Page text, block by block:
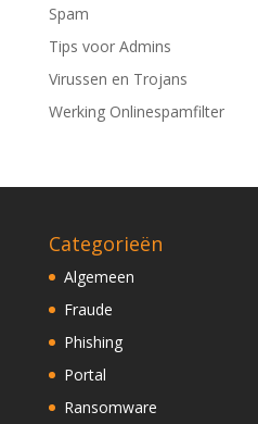
Spam
Tips voor Admins
Virussen en Trojans
Werking Onlinespamfilter
Categorieën
Algemeen
Fraude
Phishing
Portal
Ransomware